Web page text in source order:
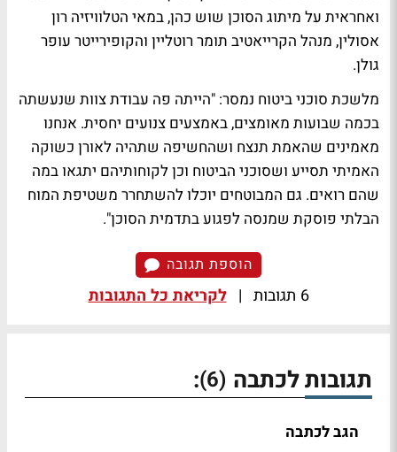
ואחראית על מיתוג הסוכן שוש כהן, במאי הטלוויזיה רון
אסולין, מנהל הקרייאטיב תומר רוטליין והקופירייטר עופר
גולן.
מלשכת סוכני ביטוח נמסר: "הייתה פה עבודת צוות שנעשתה
בכמה שבועות מאומצים, באמצעים צנועים יחסית. אנחנו
מאמינים שהאמת תנצח ושהחשיפה שתהיה לאורן כשוקה
האמיתי תסייע ושסוכני הביטוח וכן לקוחותיהם יתגאו במה
שהם רואים. גם המבוטחים יוכלו להשתחרר משטיפת המוח
הבלתי פוסקת שמנסה לפגוע בתדמית הסוכן".
הוספת תגובה
6 תגובות | לקריאת כל התגובות
תגובות לכתבה (6)
:
הגב לכתבה